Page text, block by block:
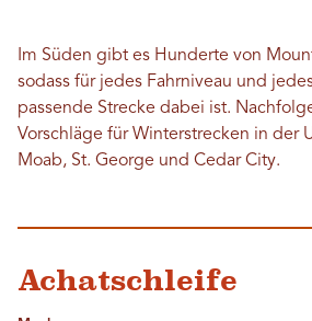
Im Süden gibt es Hunderte von
sodass für jedes Fahrniveau und
passende Strecke dabei ist.
Vorschläge für Winterstrecken in der
Moab, St. George und Cedar City.
Achatschleife